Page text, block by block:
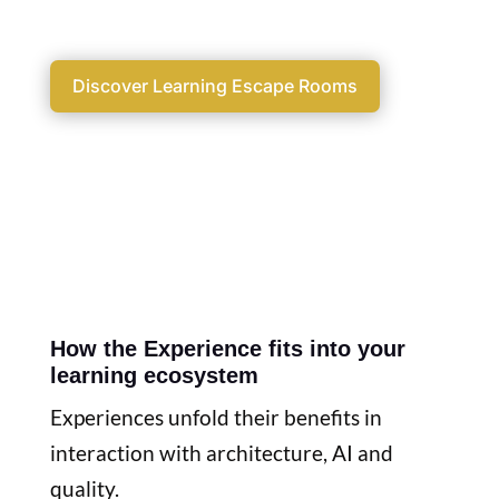
Discover Learning Escape Rooms
How the Experience fits into your
learning ecosystem
Experiences unfold their benefits in
interaction with architecture, AI and
quality.